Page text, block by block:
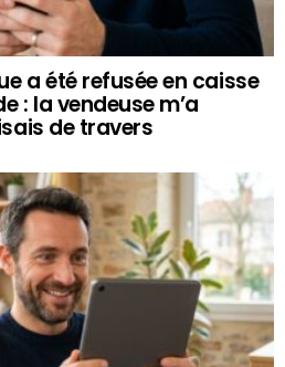
a été refusée en caisse
: la vendeuse m’a
de travers